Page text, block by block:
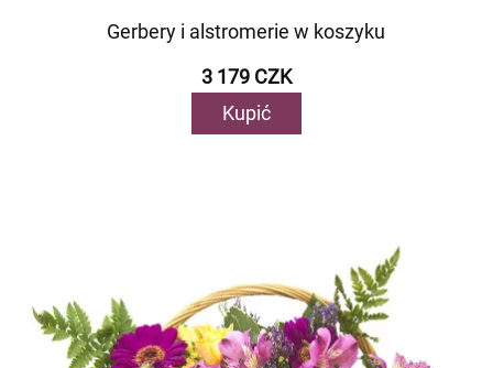
Gerbery i alstromerie w koszyku
3 179 CZK
Kupić